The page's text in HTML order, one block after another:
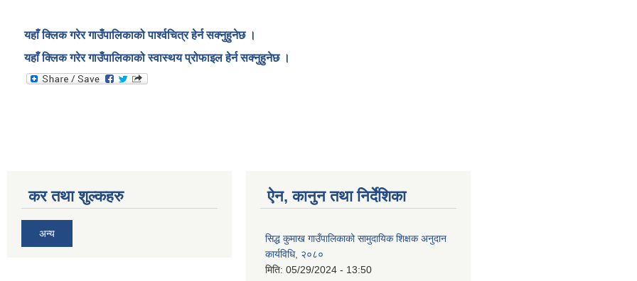
यहाँ क्लिक गरेर गाउँपालिकाको पार्श्वचित्र हेर्न सक्नुहुनेछ ।
यहाँ क्लिक गरेर गाउँपालिकाको स्वास्थय प्रोफाइल हेर्न सक्नुहुनेछ ।
कर तथा शुल्कहरु
अन्य
ऐन, कानुन तथा निर्देशिका
सिद्ध कुमाख गाउँपालिकाको सामुदायिक शिक्षक अनुदान
कार्यविधि, २०८०
मिति: 05/29/2024 - 13:50